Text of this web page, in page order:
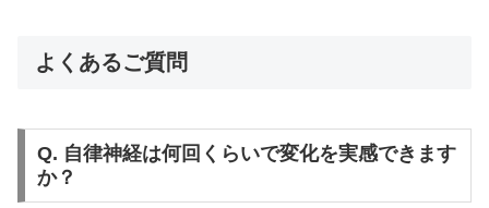
よくあるご質問
Q. 自律神経は何回くらいで変化を実感できます
か？